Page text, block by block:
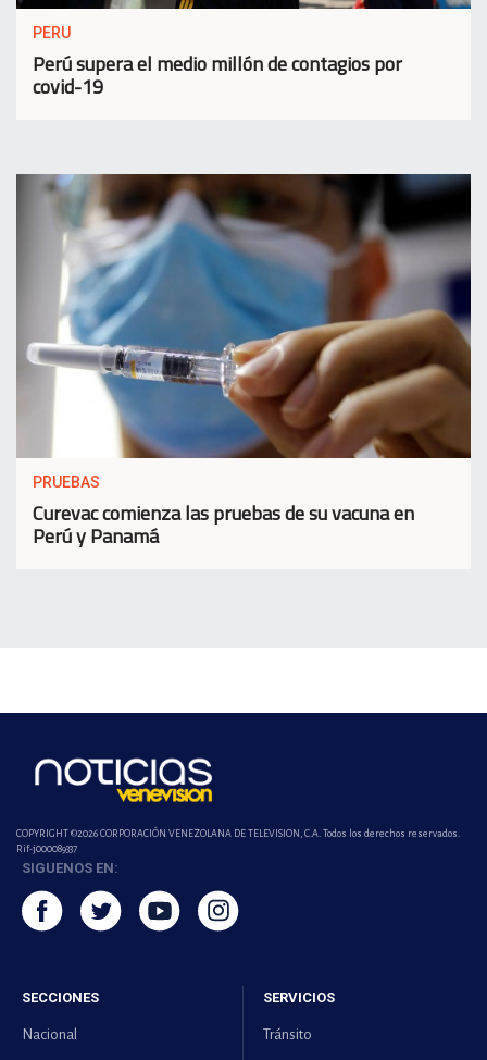
PERU
Perú supera el medio millón de contagios por
covid-19
PRUEBAS
Curevac comienza las pruebas de su vacuna en
Perú y Panamá
COPYRIGHT ©2026 CORPORACIÓN VENEZOLANA DE TELEVISION, C.A. Todos los derechos reservados.
Rif-j000089337
SIGUENOS EN:
SECCIONES
Nacional
SERVICIOS
Tránsito